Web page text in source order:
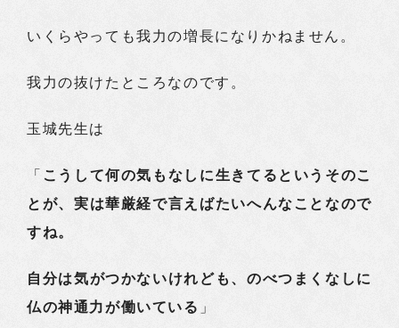
いくらやっても我力の増長になりかねません。
我力の抜けたところなのです。
玉城先生は
「 こうして何の気もなしに生きてるというそのこ
とが、実は華厳経で言えばたいへんなことなので
すね。
自分は気がつかないけれども、のべつまくなしに
仏の神通力が働いている 」